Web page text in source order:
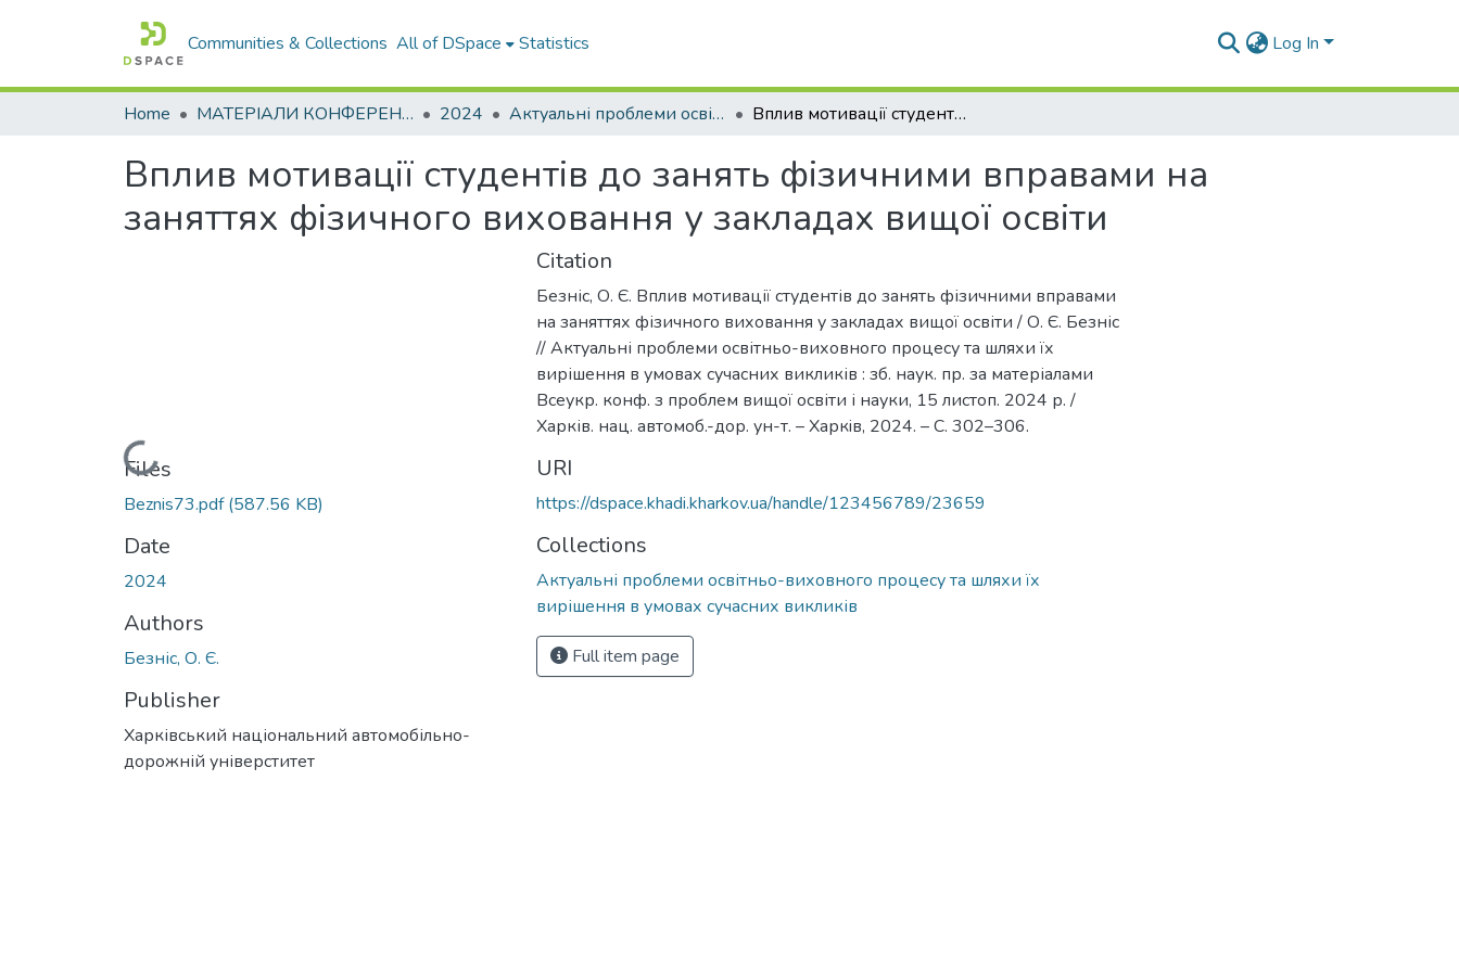
Communities & Collections All of DSpace Statistics Log In
Home МАТЕРІАЛИ КОНФЕРЕНЦІЙ 2024 Актуальні проблеми освітньо-виховного процесу та шляхи їх вирішення в умовах сучасних викликів Вплив мотивації студентів до занять фізичними вправами на заняттях фізичного виховання у закладах вищої освіти
Вплив мотивації студентів до занять фізичними вправами на
заняттях фізичного виховання у закладах вищої освіти
Loading...
Files
Beznis73.pdf(587.56 KB)
Date
2024
Authors
Безніс, О. Є.
Publisher
Харківський національний автомобільно-
дорожній універститет
Citation
Безніс, О. Є. Вплив мотивації студентів до занять фізичними вправами
на заняттях фізичного виховання у закладах вищої освіти / О. Є. Безніс
// Актуальні проблеми освітньо-виховного процесу та шляхи їх
вирішення в умовах сучасних викликів : зб. наук. пр. за матеріалами
Всеукр. конф. з проблем вищої освіти і науки, 15 листоп. 2024 р. /
Харків. нац. автомоб.-дор. ун-т. – Харкiв, 2024. – С. 302–306.
URI
https://dspace.khadi.kharkov.ua/handle/123456789/23659
Collections
Актуальні проблеми освітньо-виховного процесу та шляхи їх
вирішення в умовах сучасних викликів
Full item page